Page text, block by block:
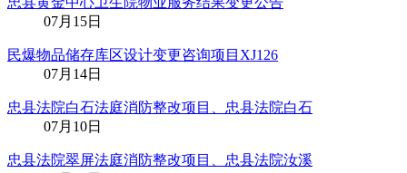
07月15日
民爆物品储存库区设计变更咨询项目XJ126
07月14日
忠县法院白石法庭消防整改项目、忠县法院白石
07月10日
忠县法院翠屏法庭消防整改项目、忠县法院汝溪